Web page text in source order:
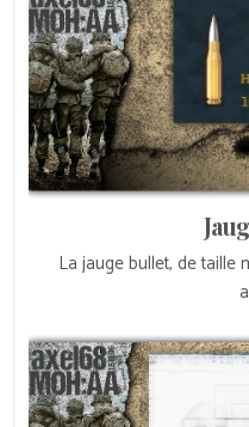
La jauge bullet, de taille